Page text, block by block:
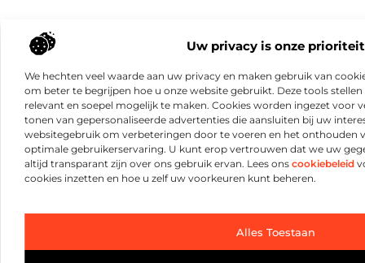
Uw privacy is onze prioriteit
We hechten veel waarde aan uw privacy en maken gebruik van
om beter te begrijpen hoe u onze website gebruikt. Deze tools
relevant en soepel mogelijk te maken. Cookies worden ingezet voor
tonen van gepersonaliseerde advertenties die aansluiten bij uw
websitegebruik om verbeteringen door te voeren en het onthouden
optimale gebruikerservaring. U kunt erop vertrouwen dat we uw
altijd transparant zijn over ons gebruik ervan. Lees ons cookiebeleid
cookies inzetten en hoe u zelf uw voorkeuren kunt beheren.
Alles Toestaan